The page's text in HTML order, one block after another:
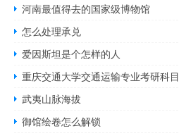
河南最值得去的国家级博物馆
怎么处理承兑
爱因斯坦是个怎样的人
重庆交通大学交通运输专业考研科目
武夷山脉海拔
御馆绘卷怎么解锁